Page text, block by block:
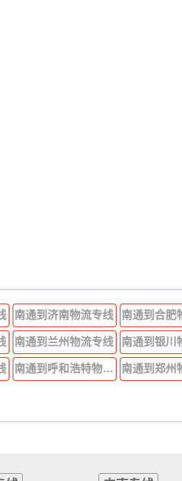
南通到济南物流专线 南通到合肥
南通到兰州物流专线 南通到银川
南通到呼和浩特物流专线 南通到郑州